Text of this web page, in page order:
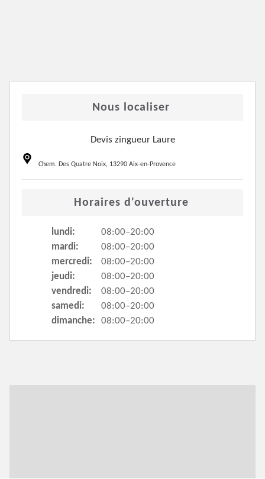
Nous localiser
Devis zingueur Laure
Chem. Des Quatre Noix, 13290 Aix-en-Provence
Horaires d'ouverture
lundi:
08:00–20:00
mardi:
08:00–20:00
mercredi:
08:00–20:00
jeudi:
08:00–20:00
vendredi:
08:00–20:00
samedi:
08:00–20:00
dimanche:
08:00–20:00